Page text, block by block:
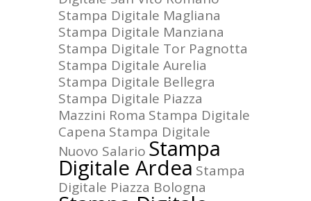
Stampa Digitale Magliana
Stampa Digitale Manziana
Stampa Digitale Tor Pagnotta
Stampa Digitale Aurelia
Stampa Digitale Bellegra
Stampa Digitale Piazza
Mazzini Roma Stampa Digitale
Capena Stampa Digitale
Nuovo Salario Stampa
Digitale Ardea Stampa
Digitale Piazza Bologna